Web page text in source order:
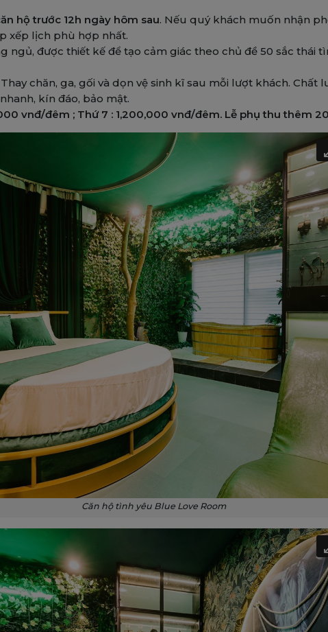
hộ trước 12h ngày hôm sau. Nếu quý khách muốn nhận
xếp lịch phù hợp nhất.
ngủ, được thiết kế để tạo cảm giác theo chủ đề 50 sắc thái
chăn, ga, gối và dọn vệ sinh kĩ sau mỗi lượt khách. Chất
kín đáo, bảo mật.
vnđ/đêm ; Thứ 7 : 1,200,000 vnđ/đêm. Lễ phụ thu thêm
Căn hộ tình yêu Blue Love Room